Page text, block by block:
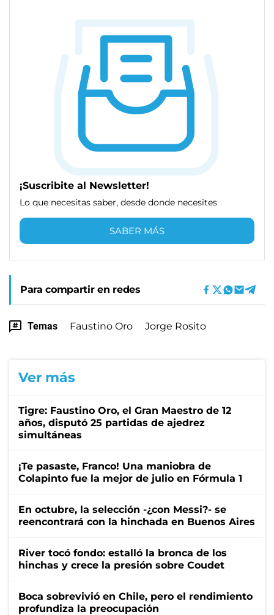
¡Suscribite al Newsletter!
Lo que necesitas saber, desde donde necesites
SABER MÁS
Para compartir en redes
Temas Faustino Oro Jorge Rosito
Ver más
Tigre: Faustino Oro, el Gran Maestro de 12
años, disputó 25 partidas de ajedrez
simultáneas
¡Te pasaste, Franco! Una maniobra de
Colapinto fue la mejor de julio en Fórmula 1
En octubre, la selección -¿con Messi?- se
reencontrará con la hinchada en Buenos Aires
River tocó fondo: estalló la bronca de los
hinchas y crece la presión sobre Coudet
Boca sobrevivió en Chile, pero el rendimiento
profundiza la preocupación